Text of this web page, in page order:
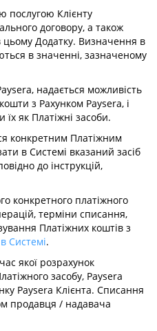
послугою Клієнту
договору, а також
цьому Додатку. Визначення в
в значенні, зазначеному
надається можливість
з Рахунком Paysera, і
як Платіжні засоби.
конкретним Платіжним
в Системі вказаний засіб
до інструкцій,
конкретного платіжного
терміни списання,
Платіжних коштів з
в Системі.
якої розрахунок
засобу, Paysera
Paysera Клієнта. Списання
продавця / надавача